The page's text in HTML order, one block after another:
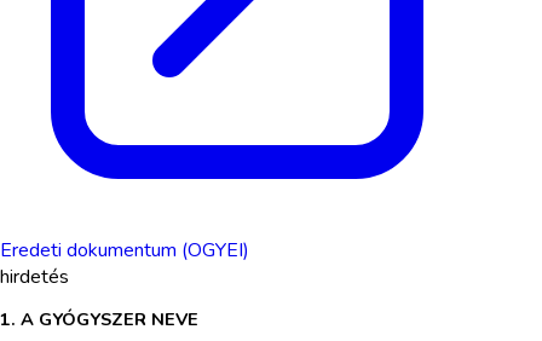
Eredeti dokumentum (OGYEI)
hirdetés
1. A GYÓGYSZER NEVE